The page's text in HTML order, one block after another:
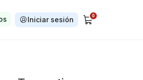
Iniciar sesión 0